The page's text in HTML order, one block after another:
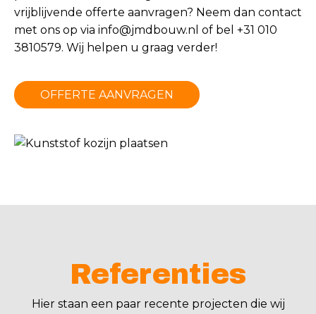
vrijblijvende offerte aanvragen? Neem dan contact
met ons op via info@jmdbouw.nl of bel +31 010
3810579. Wij helpen u graag verder!
OFFERTE AANVRAGEN
Referenties
Hier staan een paar recente projecten die wij